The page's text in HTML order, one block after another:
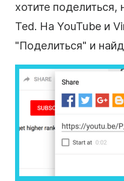
хотите поделиться,
Ted. На YouTube и
"Поделиться" и